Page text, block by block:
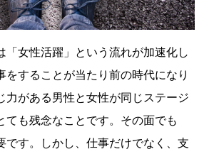
「女性活躍」という流れが加速化し
をすることが当たり前の時代になり
力がある男性と女性が同じステージ
ても残念なことです。その面でも
です。しかし、仕事だけでなく、支